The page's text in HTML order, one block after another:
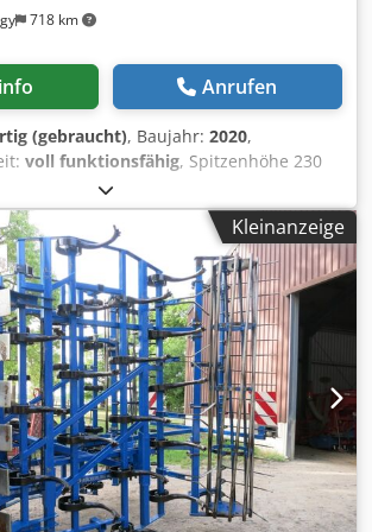
718 km
Anrufen
(gebraucht), Baujahr: 2020,
voll funktionsfähig, Spitzenhöhe 230
1500 mm Umlaufdurchmesser über Bett
über Querschlitten 270 mm
in der Bettbrücke 690 mm
240 mm Spindelbohrungsdurchmesser
CAMLOCK D1-6 Spindelbohrungskegel
25 – 2000 U/min (12
Reitstockkegel Morse 4
128 mm Motorleistung 5,5 kW
1720 kg Maschinenabmessungen: 2700
Zubehör - 3-achs Anzeigersystem - 3-
Backen-Futter - Aufspannplatte -
- Mitlaufende Lünette - Schlüssel -
- MULTIFIX Messerhalter mit
Aey Duy Hegxek - Werkzeugkoffer -
Kleinanzeige